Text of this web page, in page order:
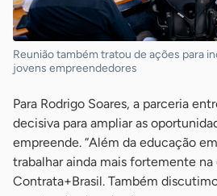
Reunião também tratou de ações para
jovens empreendedores
Para Rodrigo Soares, a parceria
decisiva para ampliar as
empreende. “Além da educação
trabalhar ainda mais fortemente na
Contrata+Brasil. Também